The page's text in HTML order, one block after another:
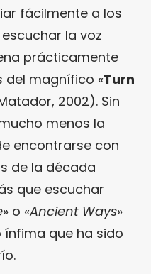
fácilmente a los
la voz
prácticamente
del magnífico «Turn
2002). Sin
menos la
encontrarse con
de la década
que escuchar
» o «Ancient Ways»
que ha sido